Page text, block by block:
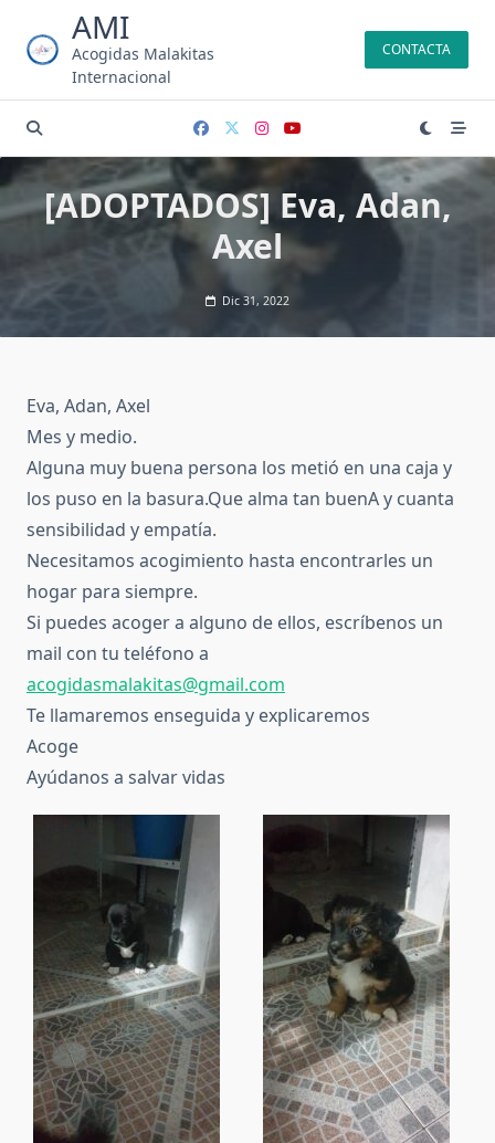
contenido
AMI
Acogidas Malakitas
Internacional
CONTACTA
[ADOPTADOS] Eva, Adan,
Axel
Dic 31, 2022
Eva, Adan, Axel
Mes y medio.
Alguna muy buena persona los metió en una caja y
los puso en la basura.Que alma tan buenA y cuanta
sensibilidad y empatía.
Necesitamos acogimiento hasta encontrarles un
hogar para siempre.
Si puedes acoger a alguno de ellos, escríbenos un
mail con tu teléfono a
acogidasmalakitas@gmail.com
Te llamaremos enseguida y explicaremos
Acoge
Ayúdanos a salvar vidas